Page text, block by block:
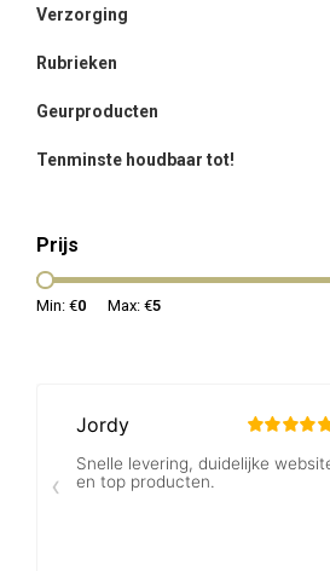
Verzorging
Rubrieken
Geurproducten
Tenminste houdbaar tot!
Prijs
Min: €0 Max: €5